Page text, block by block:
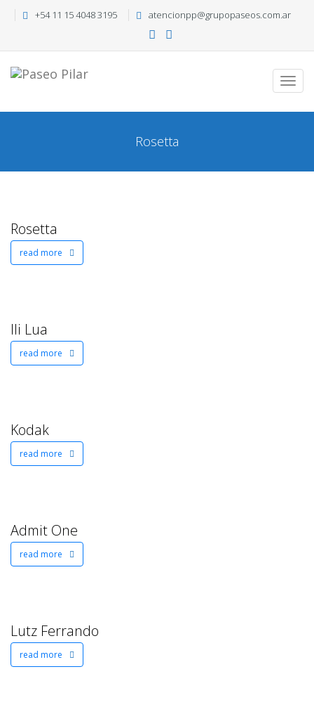
+54 11 15 4048 3195 atencionpp@grupopaseos.com.ar
Rosetta
Rosetta
read more
Ili Lua
read more
Kodak
read more
Admit One
read more
Lutz Ferrando
read more